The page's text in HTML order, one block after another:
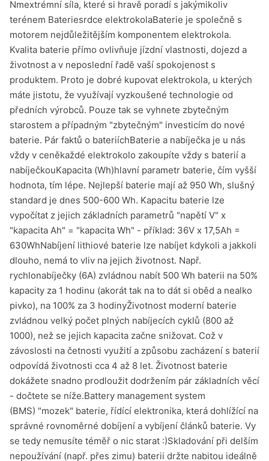
Nmextrémní síla, které si hravě poradí s jakýmikoliv
terénem Bateriesrdce elektrokolaBaterie je společně s
motorem nejdůležitějším komponentem elektrokola.
Kvalita baterie přímo ovlivňuje jízdní vlastnosti, dojezd a
životnost a v neposlední řadě vaší spokojenost s
produktem. Proto je dobré kupovat elektrokola, u kterých
máte jistotu, že využívají vyzkoušené technologie od
předních výrobců. Pouze tak se vyhnete zbytečným
starostem a případným "zbytečným" investicím do nové
baterie. Pár faktů o bateriíchBaterie a nabíječka je u nás
vždy v ceněkaždé elektrokolo zakoupíte vždy s baterií a
nabíječkouKapacita (Wh)hlavní parametr baterie, čím vyšší
hodnota, tím lépe. Nejlepší baterie mají až 950 Wh, slušný
standard je dnes 500-600 Wh. Kapacitu baterie lze
vypočítat z jejich základních parametrů "napětí V" x
"kapacita Ah" = "kapacita Wh" - příklad: 36V x 17,5Ah =
630WhNabíjení lithiové baterie lze nabíjet kdykoli a jakkoli
dlouho, nemá to vliv na jejich životnost. Např.
rychlonabíječky (6A) zvládnou nabít 500 Wh baterii na 50%
kapacity za 1 hodinu (akorát tak na to dát si oběd a nealko
pivko), na 100% za 3 hodinyŽivotnost moderní baterie
zvládnou velký počet plných nabíjecích cyklů (800 až
1000), než se jejich kapacita začne snižovat. Což v
závoslosti na četnosti využití a způsobu zacházení s baterií
odpovídá životnosti cca 4 až 8 let. Životnost baterie
dokážete snadno prodloužit dodržením pár základních věcí
- dočtete se níže.Battery management system
(BMS) "mozek" baterie, řídící elektronika, která dohlížící na
správné rovnoměrné dobíjení a vybíjení článků baterie. Vy
se tedy nemusíte téměř o nic starat :)Skladování při delším
nepoužívání (např. přes zimu) baterii držte nabitou ideálně